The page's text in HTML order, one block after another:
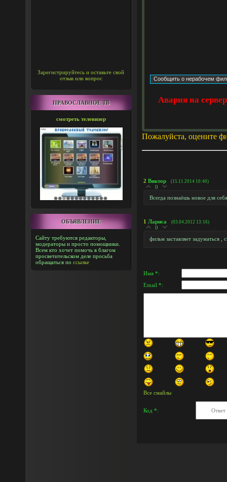
Зарегистрируйтесь и оставьте свой
отзыв или вопрос
ПРАВОСЛАВНОЕ ТВ
смотреть телевизор
ОБЪЯВЛЕНИЕ
Сайту требуются редакторы,
модераторы и просто помощники.
Всем кто хочет помочь в благом
просветительском деле просьба
обращаться по ссылке
Авария на
Пожалуйста, оцените
2 Виктор (15.11.2014 10:40)
0
Всегда познаёшь новое для
1 Лариса (03.04.2012 13:16)
0
фильм заставляет задуматься ,
Имя *:
Email *:
Все смайлы
Код *: